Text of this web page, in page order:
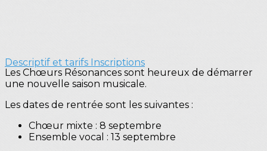
Descriptif et tarifs Inscriptions
Les Chœurs Résonances sont heureux de démarrer
une nouvelle saison musicale.
Les dates de rentrée sont les suivantes :
Chœur mixte : 8 septembre
Ensemble vocal : 13 septembre